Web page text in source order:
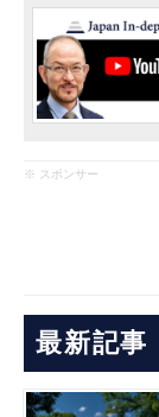
※ スポンサー
最新記事